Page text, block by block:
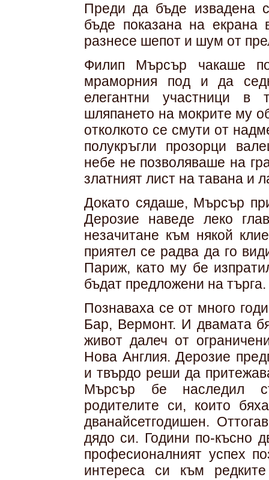
Преди да бъде извадена
бъде показана на
разнесе шепот и шум от
Филип Мърсър чакаше
мраморния под и да
елегантни участници
шляпането на мокрите му
отколкото се смути от
полукръгли прозорци
небе не позволяваше на
златният лист на тавана и
Докато сядаше, Мърсър
Дерозие наведе леко
незачитане към някой
приятел се радва да го
Париж, като му бе
бъдат предложени на търга.
Познаваха се от много
Бар, Вермонт. И двамата
живот далеч от
Нова Англия. Дерозие
и твърдо реши да
Мърсър бе наследил
родителите си, които
дванайсетгодишен.
дядо си. Години по-късно
професионалният успех
интереса си към